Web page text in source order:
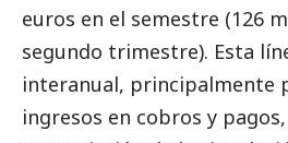
euros en el semestre (126
segundo trimestre). Esta
interanual, principalmente
ingresos en cobros y